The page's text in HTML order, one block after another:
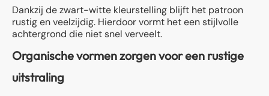
Dankzij de zwart-witte kleurstelling blijft het patroon
rustig en veelzijdig. Hierdoor vormt het een stijlvolle
achtergrond die niet snel verveelt.
Organische vormen zorgen voor een rustige
uitstraling